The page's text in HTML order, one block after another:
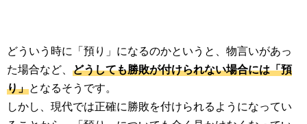
どういう時に「預り」になるのかというと、物言いがあっ
た場合など、 どうしても勝敗が付けられない場合には「預
り」となるそうです。
しかし、現代では正確に勝敗を付けられるようになってい